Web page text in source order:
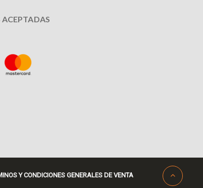
ACEPTADAS
Y CONDICIONES GENERALES DE VENTA